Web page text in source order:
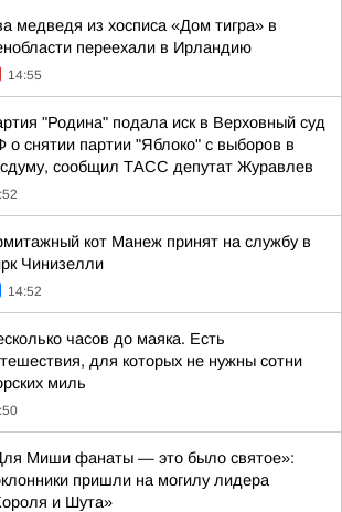
медведя из хосписа «Дом тигра» в
переехали в Ирландию
14:55
"Родина" подала иск в Верховный суд
о снятии партии "Яблоко" с выборов в
сообщил ТАСС депутат Журавлев
кот Манеж принят на службу в
Чинизелли
14:52
часов до маяка. Есть
для которых не нужны сотни
миль
Миши фанаты — это было святое»:
пришли на могилу лидера
и Шута»